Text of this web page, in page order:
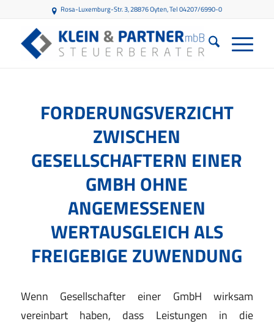
Rosa-Luxemburg-Str. 3, 28876 Oyten, Tel 04207/6990-0
FORDERUNGSVERZICHT
ZWISCHEN
GESELLSCHAFTERN EINER
GMBH OHNE
ANGEMESSENEN
WERTAUSGLEICH ALS
FREIGEBIGE ZUWENDUNG
Wenn Gesellschafter einer GmbH wirksam
vereinbart haben, dass Leistungen in die